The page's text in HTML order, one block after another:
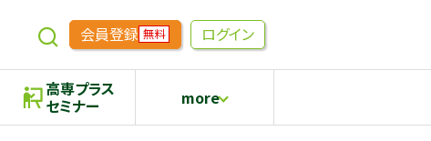
会員登録 無料 ログイン
高専プラス
セミナー more